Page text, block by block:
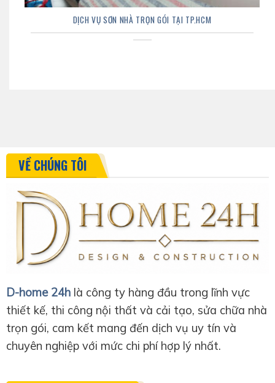
DỊCH VỤ SƠN NHÀ TRỌN GÓI TẠI TP.HCM
VỀ CHÚNG TÔI
D-home 24h là công ty hàng đầu trong lĩnh vực
thiết kế, thi công nội thất và cải tạo, sửa chữa nhà
trọn gói, cam kết mang đến dịch vụ uy tín và
chuyên nghiệp với mức chi phí hợp lý nhất.